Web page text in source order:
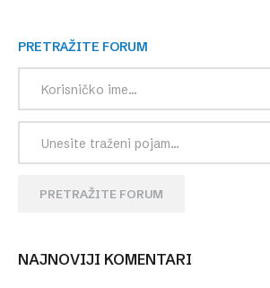
PRETRAŽITE FORUM
PRETRAŽITE FORUM
NAJNOVIJI KOMENTARI